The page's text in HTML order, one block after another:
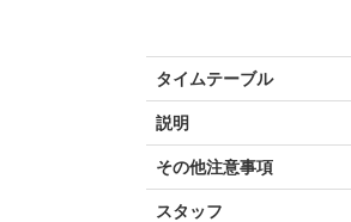
タイムテーブル
説明
その他注意事項
スタッフ